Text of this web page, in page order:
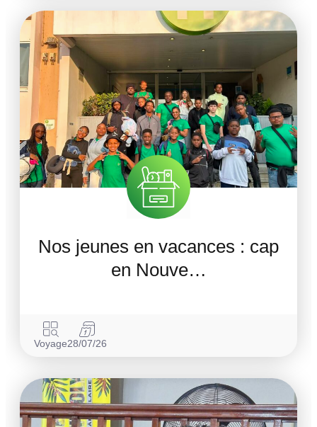
Nos jeunes en vacances : cap
en Nouve…
Voyage28/07/26